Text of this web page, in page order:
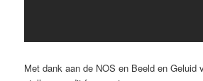
Met dank aan de NOS en Beeld en Geluid